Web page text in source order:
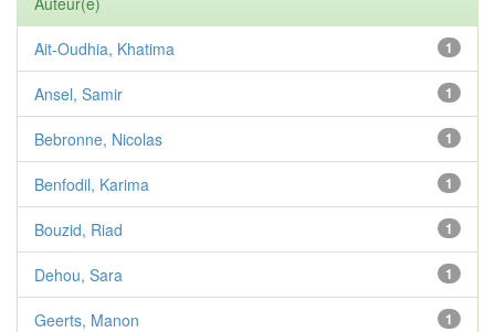
1
Ait-Oudhia, Khatima
1
Ansel, Samir
1
Bebronne, Nicolas
1
Benfodil, Karima
1
Bouzid, Riad
1
Dehou, Sara
1
Geerts, Manon